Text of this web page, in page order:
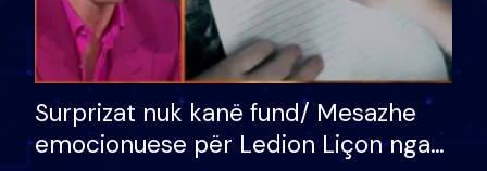
Surprizat nuk kanë fund/ Mesazhe
emocionuese për Ledion Liçon nga